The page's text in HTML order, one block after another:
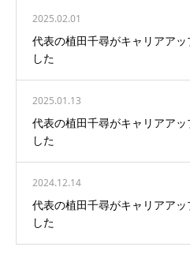
2025.02.01
代表の植田千尋がキャリアア
した
2025.01.13
代表の植田千尋がキャリアア
した
2024.12.14
代表の植田千尋がキャリアア
した